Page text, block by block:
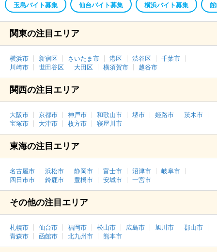
玉島バイト募集 仙台バイト募集 横浜バイト募集
関東の注目エリア
横浜市 新宿区 さいたま市 港区 渋谷区
千葉市
川崎市
世田谷区 大田区 横須賀市 越谷市
関西の注目エリア
大阪市 京都市 神戸市 和歌山市 堺市 姫路市
茨木市
宝塚市
大津市 枚方市 寝屋川市
東海の注目エリア
名古屋市 浜松市 静岡市 富士市 沼津市
岐阜市
四日市市
鈴鹿市 豊橋市 安城市 一宮市
その他の注目エリア
札幌市 仙台市 福岡市 松山市 広島市 旭川市
郡山市
青森市
函館市 北九州市 熊本市